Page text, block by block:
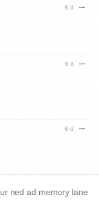
ned ad memory lane